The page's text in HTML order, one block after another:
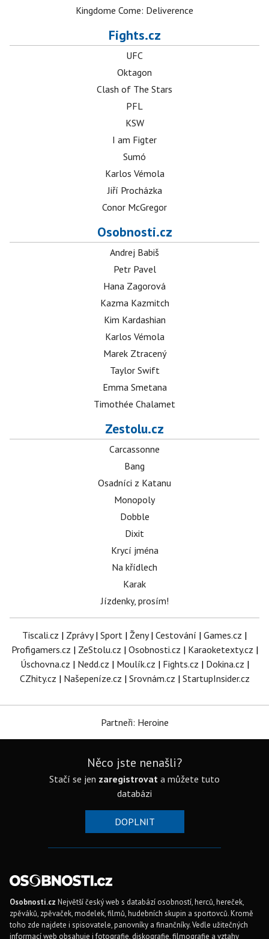
Kingdome Come: Deliverence
Fights.cz
UFC
Oktagon
Clash of The Stars
PFL
KSW
I am Figter
Sumó
Karlos Vémola
Jiří Procházka
Conor McGregor
Osobnosti.cz
Andrej Babiš
Petr Pavel
Hana Zagorová
Kazma Kazmitch
Kim Kardashian
Karlos Vémola
Marek Ztracený
Taylor Swift
Emma Smetana
Timothée Chalamet
Zestolu.cz
Carcassonne
Bang
Osadníci z Katanu
Monopoly
Dobble
Dixit
Krycí jména
Na křídlech
Karak
Jízdenky, prosím!
Tiscali.cz | Zprávy| Sport | Ženy| Cestování | Games.cz |
Profigamers.cz | ZeStolu.cz | Osobnosti.cz | Karaoketexty.cz |
Úschovna.cz | Nedd.cz | Moulík.cz | Fights.cz | Dokina.cz |
CZhity.cz | Našepeníze.cz | Srovnám.cz | StartupInsider.cz
Partneři: Heroine
Něco jste nenašli?
Stačí se jen zaregistrovat a můžete tuto
databázi
DOPLNIT
Osobnosti.cz Největší český web s databází osobností, herců, hereček,
zpěváků, zpěvaček, modelek, filmů, hudebních skupin a sportovců. Kromě
toho zde najdete i spisovatele, panovníky a finančníky. Vedle užitečných
informací web obsahuje i fotografie, diskografie, filmografie a vztahy